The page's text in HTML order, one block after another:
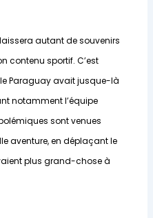
autant de souvenirs
contenu sportif. C’est
Paraguay avait jusque-là
notamment l’équipe
sont venues
aventure, en déplaçant le
plus grand-chose à